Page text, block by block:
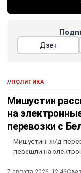
Дзен
//ПОЛИТИКА
Мишустин
на
перевозки с
Мишустин: ж/д
перешли на